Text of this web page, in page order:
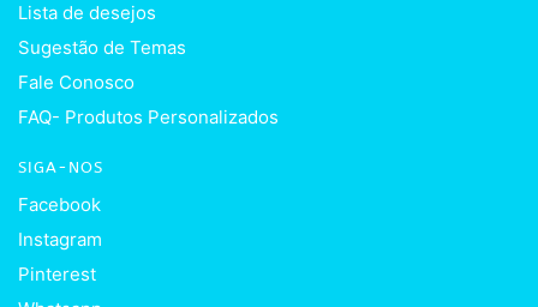
Lista de desejos
Sugestão de Temas
Fale Conosco
FAQ- Produtos Personalizados
SIGA-NOS
Facebook
Instagram
Pinterest